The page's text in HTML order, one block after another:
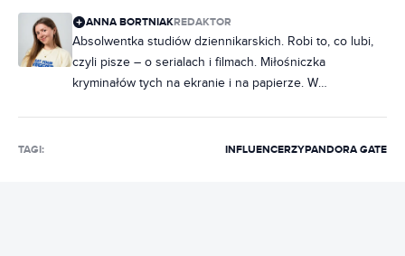
ANNA BORTNIAKREDAKTOR
Absolwentka studiów dziennikarskich. Robi to, co lubi,
czyli pisze – o serialach i filmach. Miłośniczka
kryminałów tych na ekranie i na papierze. W
nabałaganić w słowach. Zakochana w Norwegii, dobrej,
TAGI: INFLUENCERZYPANDORA GATE